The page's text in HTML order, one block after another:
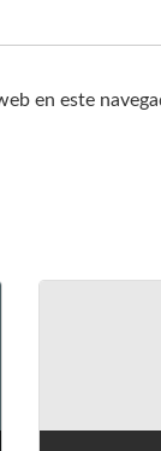
en este